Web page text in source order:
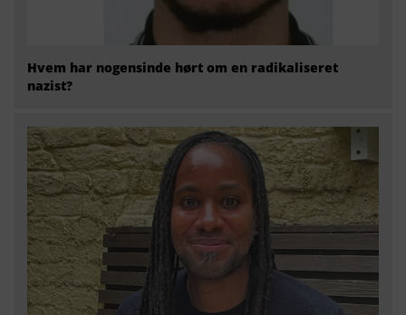
Hvem har nogensinde hørt om en radikaliseret
nazist?